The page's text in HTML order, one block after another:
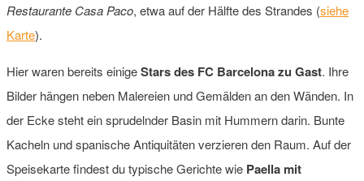
Restaurante Casa Paco, etwa auf der Hälfte des Strandes (siehe
Karte).
Hier waren bereits einigeStars des FC Barcelona zu Gast. Ihre
Bilder hängen neben Malereien und Gemälden an den Wänden. In
der Ecke steht ein sprudelnder Basin mit Hummern darin. Bunte
Kacheln und spanische Antiquitäten verzieren den Raum. Auf der
Speisekarte findest du typische Gerichte wie Paella mit